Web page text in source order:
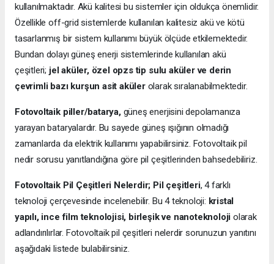
kullanılmaktadır. Akü kalitesi bu sistemler için oldukça önemlidir.
Özellikle off-grid sistemlerde kullanılan kalitesiz akü ve kötü
tasarlanmış bir sistem kullanımı büyük ölçüde etkilemektedir.
Bundan dolayı güneş enerji sistemlerinde kullanılan akü
çeşitleri; jel aküler, özel opzs tip sulu aküler ve derin
çevrimli bazı kurşun asit akülerolarak sıralanabilmektedir.
Fotovoltaik piller/batarya,güneş enerjisini depolamanıza
yarayan bataryalardır. Bu sayede güneş ışığının olmadığı
zamanlarda da elektrik kullanımı yapabilirsiniz. Fotovoltaik pil
nedir sorusu yanıtlandığına göre pil çeşitlerinden bahsedebiliriz.
Fotovoltaik Pil Çeşitleri Nelerdir; Pil çeşitleri, 4 farklı
teknoloji çerçevesinde incelenebilir. Bu 4 teknoloji: kristal
yapılı, ince film teknolojisi, birleşik ve nanoteknoloji olarak
adlandırılırlar. Fotovoltaik pil çeşitleri nelerdir sorunuzun yanıtını
aşağıdaki listede bulabilirsiniz.